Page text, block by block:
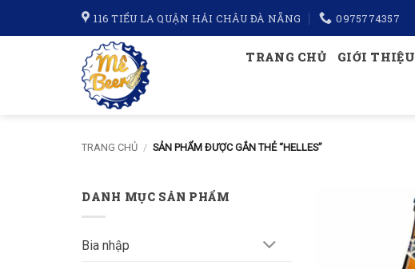
116 TIỂU LA QUẬN HẢI CHÂU ĐÀ NẴNG 0975774357
TRANG CHỦ GIỚI THIỆU
TRANG CHỦ / SẢN PHẨM ĐƯỢC GẮN THẺ “HELLES”
DANH MỤC SẢN PHẨM
Bia nhập